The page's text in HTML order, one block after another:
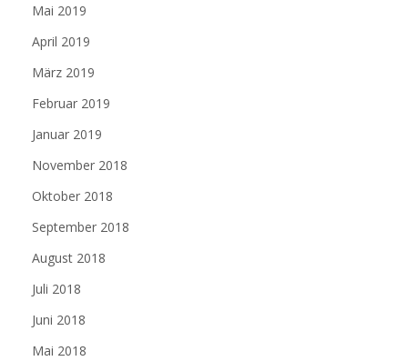
Mai 2019
April 2019
März 2019
Februar 2019
Januar 2019
November 2018
Oktober 2018
September 2018
August 2018
Juli 2018
Juni 2018
Mai 2018